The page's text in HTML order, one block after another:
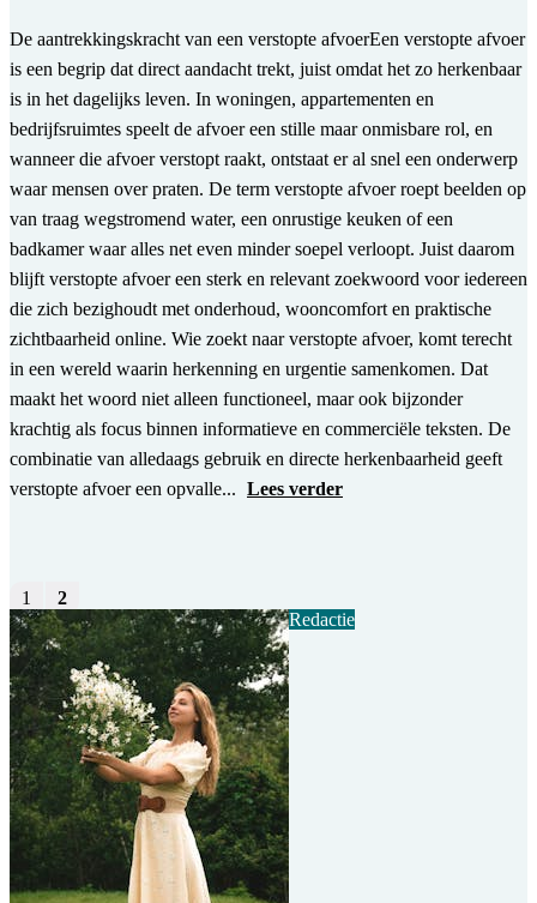
De aantrekkingskracht van een verstopte afvoerEen verstopte afvoer
is een begrip dat direct aandacht trekt, juist omdat het zo herkenbaar
is in het dagelijks leven. In woningen, appartementen en
bedrijfsruimtes speelt de afvoer een stille maar onmisbare rol, en
wanneer die afvoer verstopt raakt, ontstaat er al snel een onderwerp
waar mensen over praten. De term verstopte afvoer roept beelden op
van traag wegstromend water, een onrustige keuken of een
badkamer waar alles net even minder soepel verloopt. Juist daarom
blijft verstopte afvoer een sterk en relevant zoekwoord voor iedereen
die zich bezighoudt met onderhoud, wooncomfort en praktische
zichtbaarheid online. Wie zoekt naar verstopte afvoer, komt terecht
in een wereld waarin herkenning en urgentie samenkomen. Dat
maakt het woord niet alleen functioneel, maar ook bijzonder
krachtig als focus binnen informatieve en commerciële teksten. De
combinatie van alledaags gebruik en directe herkenbaarheid geeft
verstopte afvoer een opvalle... Lees verder
1
2
Redactie